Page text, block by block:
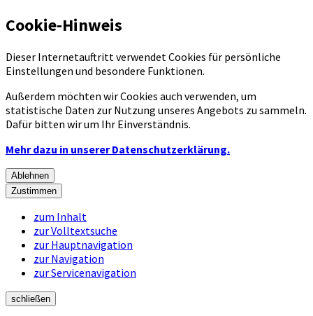
Cookie-Hinweis
Dieser Internetauftritt verwendet Cookies für persönliche
Einstellungen und besondere Funktionen.
Außerdem möchten wir Cookies auch verwenden, um
statistische Daten zur Nutzung unseres Angebots zu sammeln.
Dafür bitten wir um Ihr Einverständnis.
Mehr dazu in unserer Datenschutzerklärung.
Ablehnen
Zustimmen
zum Inhalt
zur Volltextsuche
zur Hauptnavigation
zur Navigation
zur Servicenavigation
schließen